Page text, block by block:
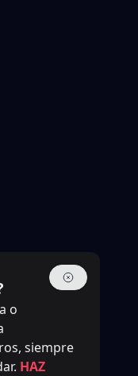
o
siempre
HAZ